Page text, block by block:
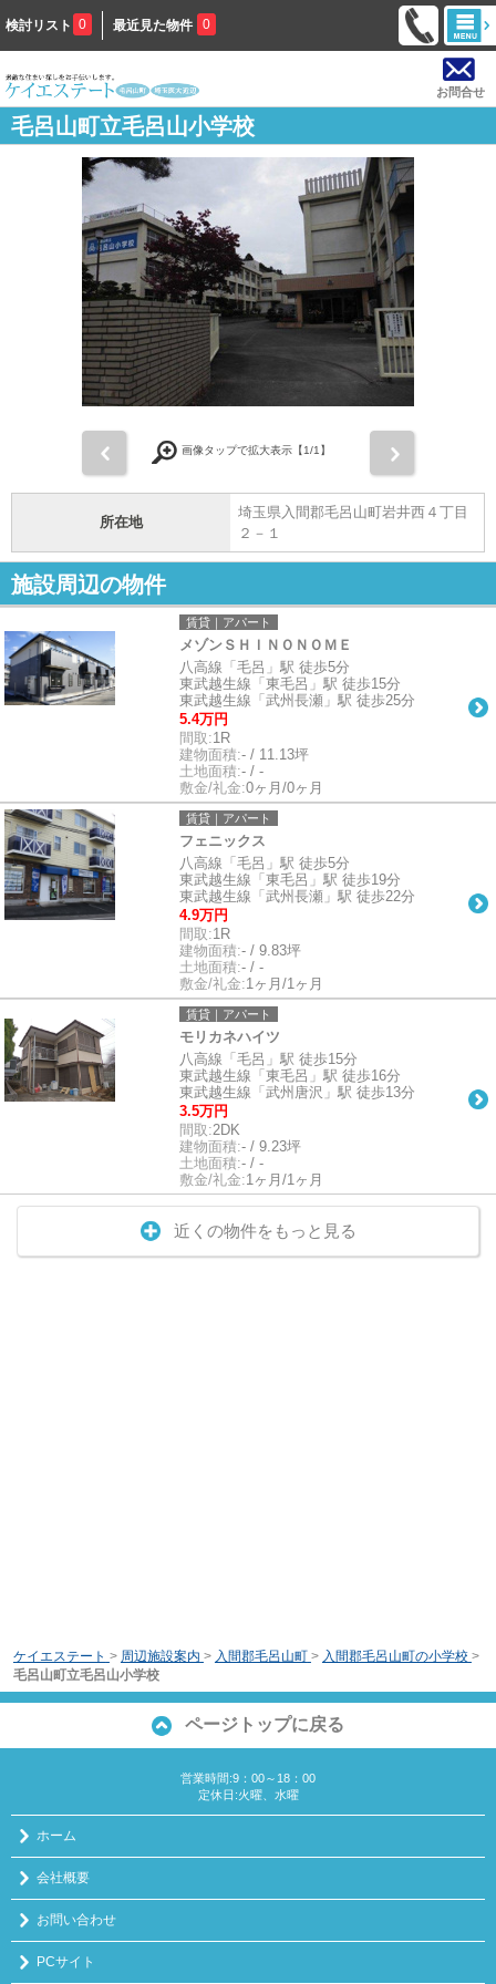
検討リスト 0 最近見た物件 0
お問合せ
毛呂山町立毛呂山小学校
画像タップで拡大表示【1/1】
所在地
埼玉県入間郡毛呂山町岩井西４丁目
２－１
施設周辺の物件
賃貸｜アパート
メゾンＳＨＩＮＯＮＯＭＥ
八高線「毛呂」駅 徒歩5分
東武越生線「東毛呂」駅 徒歩15分
東武越生線「武州長瀬」駅 徒歩25分
5.4万円
間取:1R
建物面積:- / 11.13坪
土地面積:- / -
敷金/礼金:0ヶ月/0ヶ月
賃貸｜アパート
フェニックス
八高線「毛呂」駅 徒歩5分
東武越生線「東毛呂」駅 徒歩19分
東武越生線「武州長瀬」駅 徒歩22分
4.9万円
間取:1R
建物面積:- / 9.83坪
土地面積:- / -
敷金/礼金:1ヶ月/1ヶ月
賃貸｜アパート
モリカネハイツ
八高線「毛呂」駅 徒歩15分
東武越生線「東毛呂」駅 徒歩16分
東武越生線「武州唐沢」駅 徒歩13分
3.5万円
間取:2DK
建物面積:- / 9.23坪
土地面積:- / -
敷金/礼金:1ヶ月/1ヶ月
近くの物件をもっと見る
ケイエステート > 周辺施設案内 > 入間郡毛呂山町 > 入間郡毛呂山町の小学校 >
毛呂山町立毛呂山小学校
ページトップに戻る
営業時間:9：00～18：00
定休日:火曜、水曜
ホーム
会社概要
お問い合わせ
PCサイト